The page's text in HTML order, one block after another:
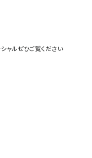
ャルぜひご覧ください